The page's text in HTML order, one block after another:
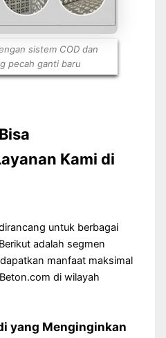
sistem COD dan
pecah ganti baru
Kami di
untuk berbagai
adalah segmen
manfaat maksimal
di wilayah
yang Menginginkan